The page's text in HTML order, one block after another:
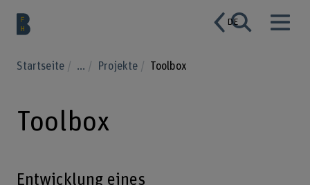
DE
Startseite ... Projekte Toolbox
Toolbox
Entwicklung eines